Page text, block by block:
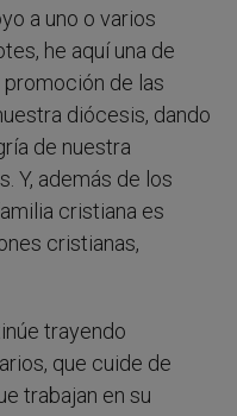
a uno o varios
he aquí una de
de las
diócesis, dando
de nuestra
Y, además de los
cristiana es
cristianas,
trayendo
que cuide de
trabajan en su